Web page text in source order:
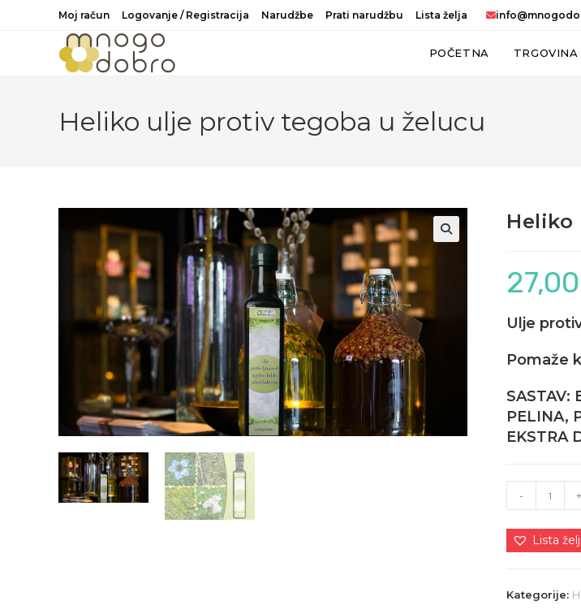
Moj račun Logovanje / Registracija Narudžbe Prati narudžbu Lista želja
POČETNA TRGOVINA
Heliko ulje protiv tegoba u želucu
27,00
Ulje
Pomaže
SASTAV:
PELINA,
EKSTRA
ulje
protiv
tegoba
želucu
- +
Lista
Kategorije: